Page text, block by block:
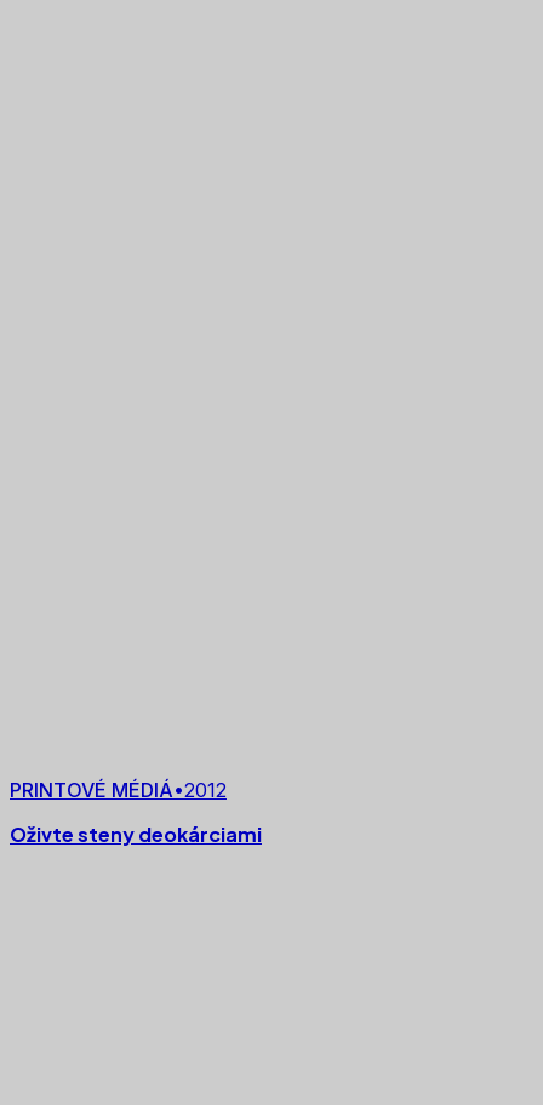
PRINTOVÉ MÉDIÁ•2012
Oživte steny deokárciami